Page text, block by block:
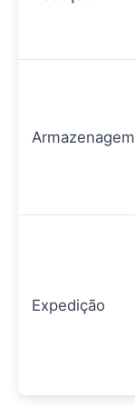
Armazenagem
Expedição